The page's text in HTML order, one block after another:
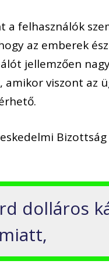
a felhasználók
az emberek
jellemzően
amikor viszont az
dolláros